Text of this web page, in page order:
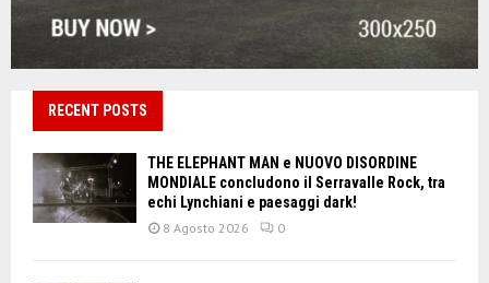
RECENT POSTS
THE ELEPHANT MAN e NUOVO DISORDINE
MONDIALE concludono il Serravalle Rock, tra
echi Lynchiani e paesaggi dark!
8 Agosto 2026 0